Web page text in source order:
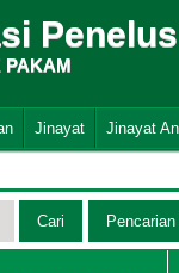
PAKAM
Jinayat Jinayat